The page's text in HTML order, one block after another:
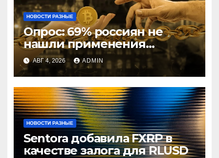
НОВОСТИ РАЗНЫЕ
Опрос: 69% россиян не
нашли применения
криптовалютам
АВГ 4, 2026 ADMIN
НОВОСТИ РАЗНЫЕ
Sentora добавила FXRP в
качестве залога для RLUSD